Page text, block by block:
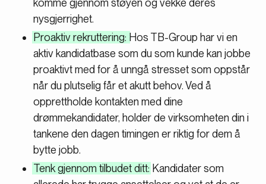
komme gjennom støyen og vekke deres
nysgjerrighet.
Proaktiv rekruttering: Hos TB-Group har vi en
aktiv kandidatbase som du som kunde kan jobbe
proaktivt med for å unngå stresset som oppstår
når du plutselig får et akutt behov. Ved å
opprettholde kontakten med dine
drømmekandidater, holder de virksomheten din i
tankene den dagen timingen er riktig for dem å
bytte jobb.
Tenk gjennom tilbudet ditt: Kandidater som